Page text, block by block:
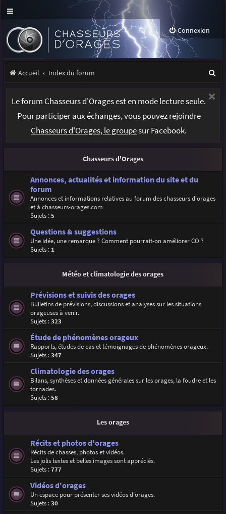
Connexion
Accueil Index du forum
r
Le forum Chasseurs d'Orages est en mode lecture seule.
Pour participer aux échanges, vous pouvez rejoindre
Chasseurs d'Orages, le groupesur Facebook.
Chasseurs d'Orages
Annonces, actualités et information du site et du
forum
Annonces et informations relatives au forum des chasseurs d'orages
et à chasseurs-orages.com
Sujets :5
Questions & suggestions
Une idée, une remarque ? Comment pourrait-on améliorer CO ?
Sujets : 1
Météo et climatologie des orages
Prévisions et suivis des orages
Bulletins de prévisions, discussions et analyses sur les situations
orageuses à venir.
Sujets :323
Étude de phénomènes orageux
Rapports, études de cas et témoignages de phénomènes orageux.
Sujets :347
Climatologie des orages
Bilans, synthèses et données générales sur les orages, la foudre et les
tornades.
Sujets :58
Les orages
Récits et photos d'orages
Récits de chasses, photos et vidéos.
Les jolis textes et belles images sont appréciés.
Sujets :777
Vidéos d'orages
Un espace pour présenter ses vidéos d'orages.
Sujets :30